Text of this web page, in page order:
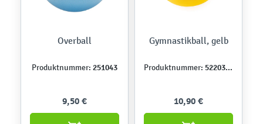
Overball
Produktnummer: 251043
9,50 €
Gymnastikball, gelb
Produktnummer: 522036-1
10,90 €